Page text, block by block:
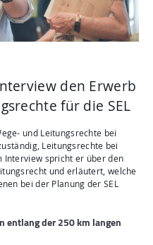
den Erwerb
für die SEL
und Leitungsrechte bei
Leitungsrechte bei
Interview spricht er über den
und erläutert, welche
bei der Planung der SEL
entlang der 250 km langen